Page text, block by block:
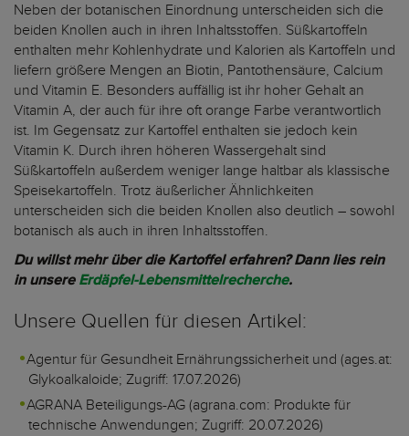
Neben der botanischen Einordnung unterscheiden sich die
beiden Knollen auch in ihren Inhaltsstoffen. Süßkartoffeln
enthalten mehr Kohlenhydrate und Kalorien als Kartoffeln und
liefern größere Mengen an Biotin, Pantothensäure, Calcium
und Vitamin E. Besonders auffällig ist ihr hoher Gehalt an
Vitamin A, der auch für ihre oft orange Farbe verantwortlich
ist. Im Gegensatz zur Kartoffel enthalten sie jedoch kein
Vitamin K. Durch ihren höheren Wassergehalt sind
Süßkartoffeln außerdem weniger lange haltbar als klassische
Speisekartoffeln. Trotz äußerlicher Ähnlichkeiten
unterscheiden sich die beiden Knollen also deutlich – sowohl
botanisch als auch in ihren Inhaltsstoffen.
Du willst mehr über die Kartoffel erfahren? Dann lies rein
in unsere Erdäpfel-Lebensmittelrecherche.
Unsere Quellen für diesen Artikel:
Agentur für Gesundheit Ernährungssicherheit und (ages.at:
Glykoalkaloide; Zugriff: 17.07.2026)
AGRANA Beteiligungs-AG (agrana.com: Produkte für
technische Anwendungen; Zugriff: 20.07.2026)